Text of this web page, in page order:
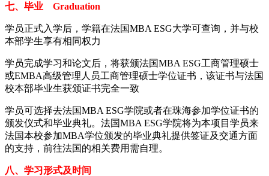
七、毕业 Graduation
学员正式入学后，学籍在法国MBA ESG大学可查询，并与校
本部学生享有相同权力
学员完成学习和论文后，将获颁法国MBA ESG工商管理硕士
或EMBA高级管理人员工商管理硕士学位证书，该证书与法国
校本部毕业生获颁证书完全一致
学员可选择去法国MBA ESG学院或者在珠海参加学位证书的
颁发仪式和毕业典礼。法国MBA ESG学院将为本项目学员来
法国本校参加MBA学位颁发的毕业典礼提供签证及交通方面
的支持，前往法国的相关费用需自理。
八、学习形式及时间